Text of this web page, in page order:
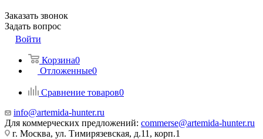
Заказать звонок
Задать вопрос
Войти
Корзина0
Отложенные0
Сравнение товаров0
info@artemida-hunter.ru
Для коммерческих предложений: commerse@artemida-hunter.ru
г. Москва, ул. Тимирязевская, д.11, корп.1